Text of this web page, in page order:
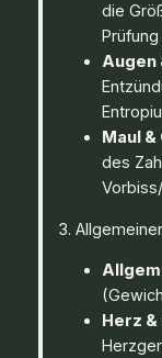
die
Augen
Maul
des
3.
Herz &